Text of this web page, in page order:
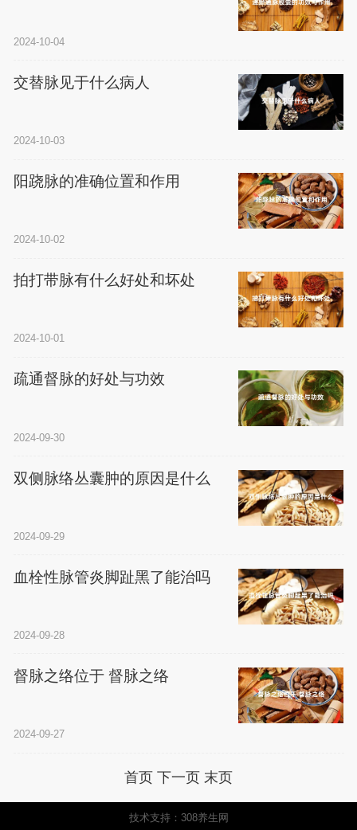
2024-10-04
交替脉见于什么病人
2024-10-03
阳跷脉的准确位置和作用
2024-10-02
拍打带脉有什么好处和坏处
2024-10-01
疏通督脉的好处与功效
2024-09-30
双侧脉络丛囊肿的原因是什么
2024-09-29
血栓性脉管炎脚趾黑了能治吗
2024-09-28
督脉之络位于 督脉之络
2024-09-27
首页 下一页 末页
技术支持：308养生网